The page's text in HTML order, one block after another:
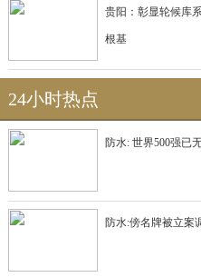
贵阳：彰显轮候库
根基
24小时热点
防水: 世界500强已
防水:傍名牌被立案